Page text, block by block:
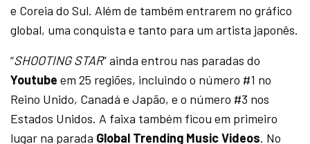
e Coreia do Sul. Além de também entrarem no gráfico
global, uma conquista e tanto para um artista japonês.
“SHOOTING STAR” ainda entrou nas paradas do
Youtube em 25 regiões, incluindo o número #1 no
Reino Unido, Canadá e Japão, e o número #3 nos
Estados Unidos. A faixa também ficou em primeiro
lugar na parada Global Trending Music Videos. No